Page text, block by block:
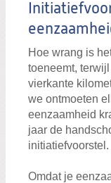
Hoe wrang is
toeneemt,
vierkante
we ontmoeten
eenzaamheid
jaar de
initiatiefvoorstel.
Omdat je